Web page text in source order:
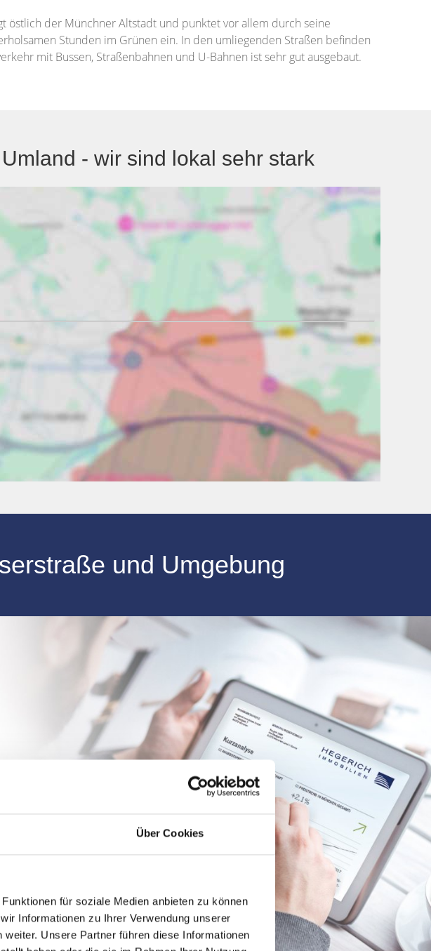
Über Cookies
für soziale Medien anbieten zu können
Informationen zu Ihrer Verwendung unserer
Unsere Partner führen diese Informationen
östlich der Münchner Altstadt und punktet vor allem durch seine
Stunden im Grünen ein. In den umliegenden Straßen befinden
mit Bussen, Straßenbahnen und U-Bahnen ist sehr gut ausgebaut.
- wir sind lokal sehr stark
und Umgebung